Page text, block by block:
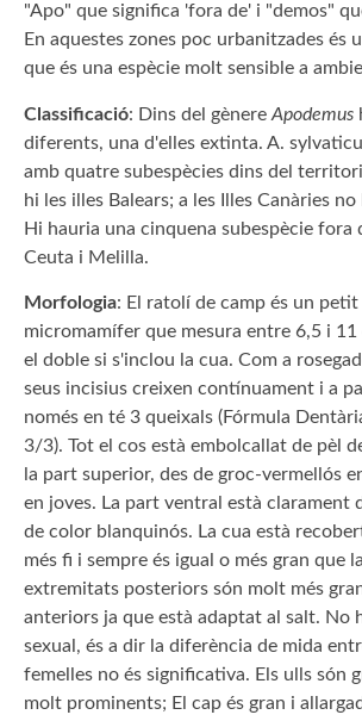
"Apo" que significa 'fora de' i "demos"
En aquestes zones poc urbanitzades és
que és una espècie molt sensible a
Classificació: Dins del gènere Apodemus
diferents, una d'elles extinta. A.
amb quatre subespècies dins del
hi les illes Balears; a les Illes Canàries
Hi hauria una cinquena subespècie fora
Ceuta i Melilla.
Morfologia: El ratolí de camp és un petit
micromamífer que mesura entre 6,5 i
el doble si s'inclou la cua. Com a
seus incisius creixen contínuament i a
només en té 3 queixals (Fórmula
3/3). Tot el cos està embolcallat de pèl
la part superior, des de groc-vermellós
en joves. La part ventral està clarament
de color blanquinós. La cua està
més fi i sempre és igual o més gran que
extremitats posteriors són molt més
anteriors ja que està adaptat al salt. No
sexual, és a dir la diferència de mida
femelles no és significativa. Els ulls són
molt prominents; El cap és gran i